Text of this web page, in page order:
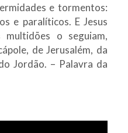
e tormentos:
e paralíticos. E Jesus
multidões o seguiam,
de Jerusalém, da
Jordão. – Palavra da